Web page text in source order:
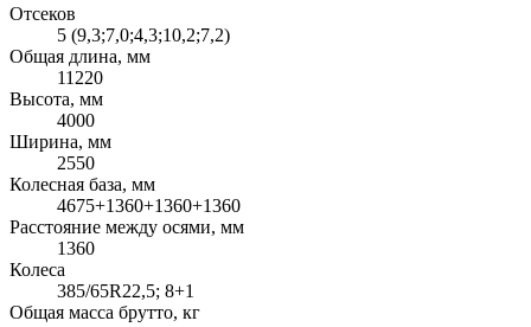
Отсеков
5 (9,3;7,0;4,3;10,2;7,2)
Общая длина, мм
11220
Высота, мм
4000
Ширина, мм
2550
Колесная база, мм
4675+1360+1360+1360
Расстояние между осями, мм
1360
Колеса
385/65R22,5; 8+1
Общая масса брутто, кг